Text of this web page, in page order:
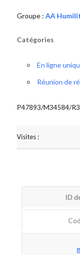
Groupe : AA
Catégories
En ligne
Réunion de
P47893/M34584/
Visites :
ID